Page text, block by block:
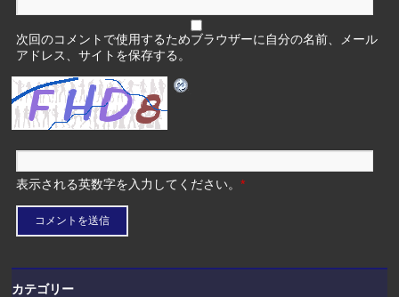
次回のコメントで使用するためブラウザーに自分の名前、メール
アドレス、サイトを保存する。
表示される英数字を入力してください。*
カテゴリー